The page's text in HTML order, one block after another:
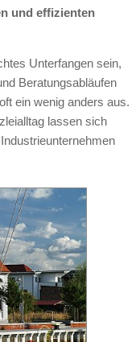
und effizienten
Unterfangen sein,
Beratungsabläufen
ein wenig anders aus.
lassen sich